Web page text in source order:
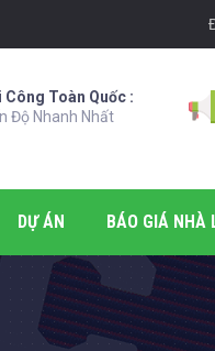
Công Toàn Quốc :
Độ Nhanh Nhất
DỰ ÁN BÁO GIÁ NHÀ